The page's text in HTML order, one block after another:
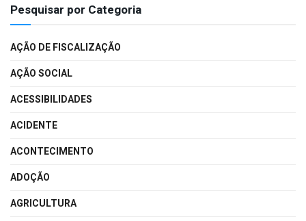
Pesquisar por Categoria
AÇÃO DE FISCALIZAÇÃO
AÇÃO SOCIAL
ACESSIBILIDADES
ACIDENTE
ACONTECIMENTO
ADOÇÃO
AGRICULTURA